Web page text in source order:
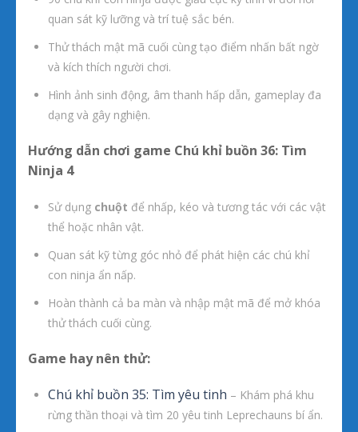
quan sát kỹ lưỡng và trí tuệ sắc bén.
Thử thách mật mã cuối cùng tạo điểm nhấn bất ngờ
và kích thích người chơi.
Hình ảnh sinh động, âm thanh hấp dẫn, gameplay đa
dạng và gây nghiện.
Hướng dẫn chơi game Chú khỉ buồn 36: Tìm
Ninja 4
Sử dụng chuột để nhấp, kéo và tương tác với các vật
thể hoặc nhân vật.
Quan sát kỹ từng góc nhỏ để phát hiện các chú khỉ
con ninja ẩn nấp.
Hoàn thành cả ba màn và nhập mật mã để mở khóa
thử thách cuối cùng.
Game hay nên thử:
Chú khỉ buồn 35: Tìm yêu tinh – Khám phá khu
rừng thần thoại và tìm 20 yêu tinh Leprechauns bí ẩn.